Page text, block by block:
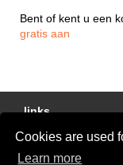
Cookies are used
Learn more
Bent of kent u een
gratis aan
links
Gratis Offertes